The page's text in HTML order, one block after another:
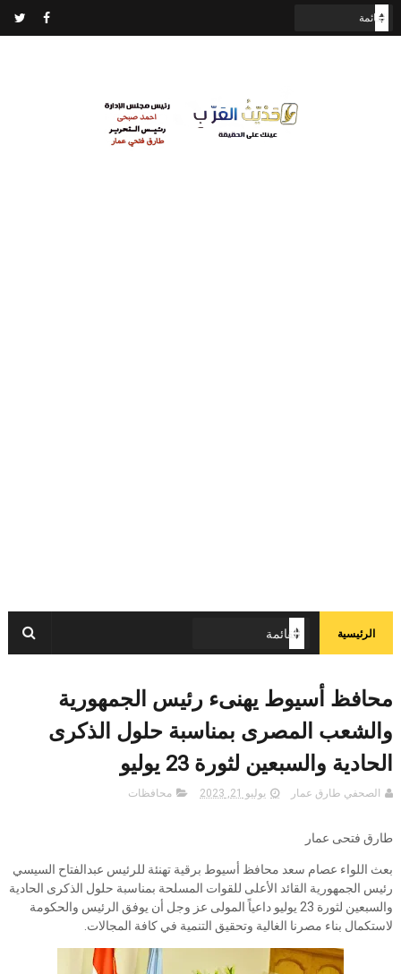
الرئيسية
محافظ أسيوط يهنىء رئيس الجمهورية
والشعب المصرى بمناسبة حلول الذكرى
الحادية والسبعين لثورة 23 يوليو
الصحفي طارق عمار يوليو 21, 2023 محافظات
طارق فتحى عمار
بعث اللواء عصام سعد محافظ أسيوط برقية تهنئة للرئيس عبدالفتاح السيسي
رئيس الجمهورية القائد الأعلى للقوات المسلحة بمناسبة حلول الذكرى الحادية
والسبعين لثورة 23 يوليو داعياً المولى عز وجل أن يوفق الرئيس والحكومة
لاستكمال بناء مصرنا الغالية وتحقيق التنمية في كافة المجالات.